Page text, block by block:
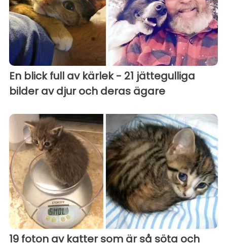
En blick full av kärlek - 21 jättegulliga
bilder av djur och deras ägare
19 foton av katter som är så söta och